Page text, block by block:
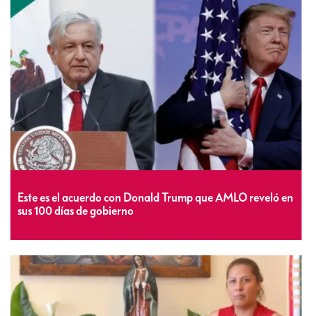
Este es el acuerdo con Donald Trump que AMLO reveló en
sus 100 días de gobierno